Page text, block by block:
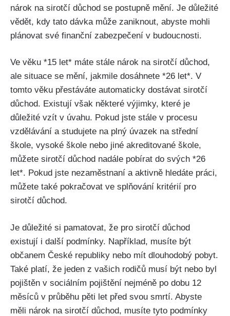
nárok na sirotčí důchod se postupně mění. Je důležité
vědět, kdy tato dávka může zaniknout, abyste mohli
plánovat své finanční zabezpečení v budoucnosti.
Ve věku *15 let* máte stále nárok na sirotčí důchod,
ale situace se mění, jakmile dosáhnete *26 let*. V
tomto věku přestáváte automaticky dostávat sirotčí
důchod. Existují však některé výjimky, které je
důležité vzít v úvahu. Pokud jste stále v procesu
vzdělávání a studujete na plný úvazek na střední
škole, vysoké škole nebo jiné akreditované škole,
můžete sirotčí důchod nadále pobírat do svých *26
let*. Pokud jste nezaměstnaní a aktivně hledáte práci,
můžete také pokračovat ve splňování kritérií pro
sirotčí důchod.
Je důležité si pamatovat, že pro sirotčí důchod
existují i další podmínky. Například, musíte být
občanem České republiky nebo mít dlouhodobý pobyt.
Také platí, že jeden z vašich rodičů musí být nebo byl
pojištěn v sociálním pojištění nejméně po dobu 12
měsíců v průběhu pěti let před svou smrtí. Abyste
měli nárok na sirotčí důchod, musíte tyto podmínky